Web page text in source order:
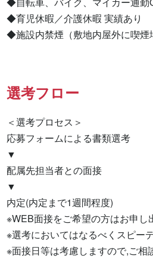
◆育児休暇／介護休暇 実績あり
◆施設内禁煙（敷地内屋外に喫煙
選考フロー
＜選考プロセス＞
応募フォームによる書類選考
▼
配属先担当者との面接
▼
内定(内定まで1週間程度)
※WEB面接をご希望の方はお申し
※選考においてはなるべくスピー
※面接日等は考慮しますので,ご相